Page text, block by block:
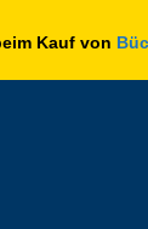
Kauf von